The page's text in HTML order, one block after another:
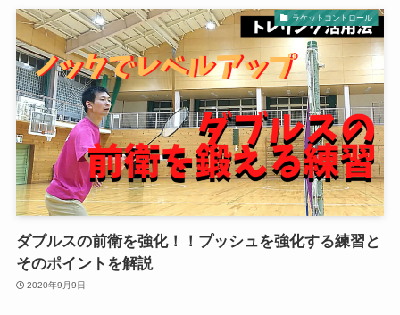
ラケットコントロール
ダブルスの前衛を強化！！プッシュを強化する練習と
そのポイントを解説
2020年9月9日